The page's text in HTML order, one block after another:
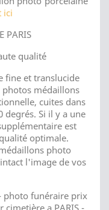
ici
PARIS
qualité
fine et translucide
médaillons
cuites dans
degrés. Si il y a une
est
optimale.
photo
l'image de vos
photo funéraire prix
cimetière a PARIS -